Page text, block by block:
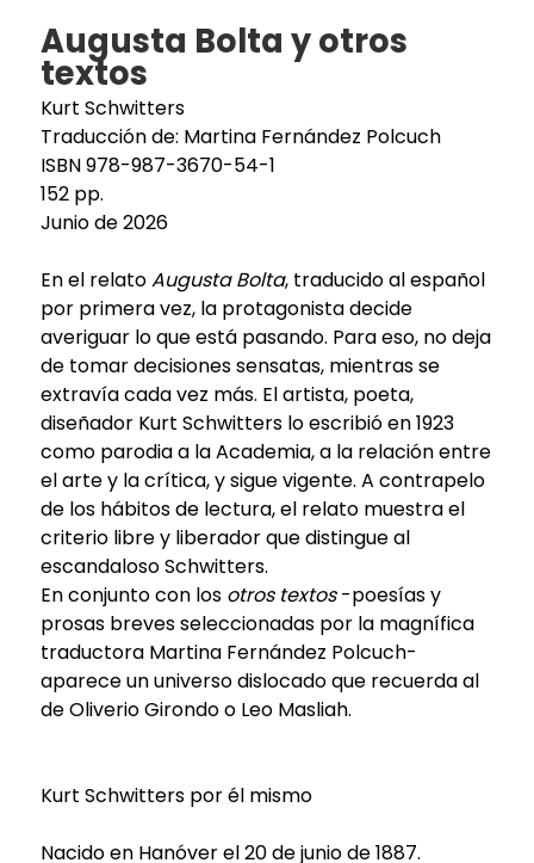
Augusta Bolta y otros
textos
Kurt Schwitters
Traducción de: Martina Fernández Polcuch
ISBN 978-987-3670-54-1
152 pp.
Junio de 2026
En el relatoAugusta Bolta, traducido al español
por primera vez, la protagonista decide
averiguar lo que está pasando. Para eso, no deja
de tomar decisiones sensatas, mientras se
extravía cada vez más. El artista, poeta,
diseñador Kurt Schwitters lo escribió en 1923
como parodia a la Academia, a la relación entre
el arte y la crítica, y sigue vigente. A contrapelo
de los hábitos de lectura, el relato muestra el
criterio libre y liberador que distingue al
escandaloso Schwitters.
En conjunto con los otros textos-poesías y
prosas breves seleccionadas por la magnífica
traductora Martina Fernández Polcuch-
aparece un universo dislocado que recuerda al
de Oliverio Girondo o Leo Masliah.
Kurt Schwitters por él mismo
Nacido en Hanóver el 20 de junio de 1887.